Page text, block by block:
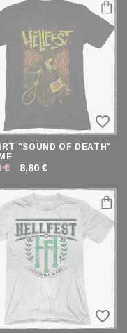
favorite_border
"SOUND OF DEATH"
€ 8,80 €
favorite_border